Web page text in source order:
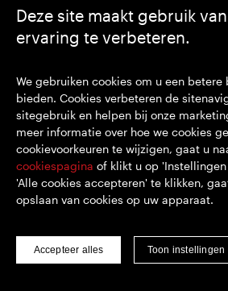
Deze site maakt gebruik
ervaring te verbeteren.
We gebruiken cookies om u een betere
bieden. Cookies verbeteren de
sitegebruik en helpen bij onze
meer informatie over hoe we cookies
cookievoorkeuren te wijzigen, gaat u
cookiespagina of klikt u op
'Alle cookies accepteren' te klikken,
opslaan van cookies op uw apparaat.
Accepteer alles Toon instellingen
https://https://
SEGRO plc
VK geregistreerd nr. 167591
Plaats van registratie: Engeland en Wales
© SEGRO 2022
Disclaimer
Privacybeleid
Cookiebeleid